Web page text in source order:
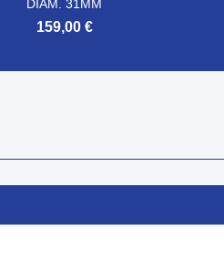
DIAM. 31MM
159,00 €